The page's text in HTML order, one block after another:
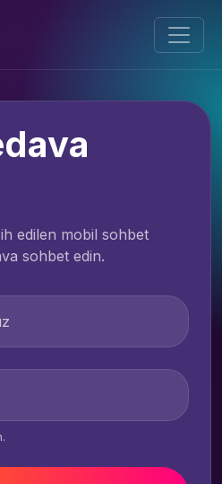
edilen mobil sohbet
sohbet edin.